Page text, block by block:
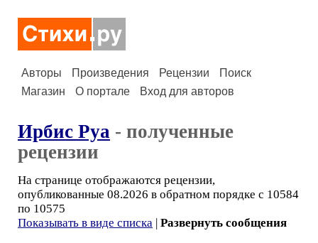
Авторы Произведения Рецензии
Поиск
Магазин
О портале Вход для авторов
Ирбис Руа - полученные
рецензии
На странице отображаются рецензии,
опубликованные 08.2026 в обратном порядке с 10584
по 10575
Показывать в виде списка | Развернуть сообщения